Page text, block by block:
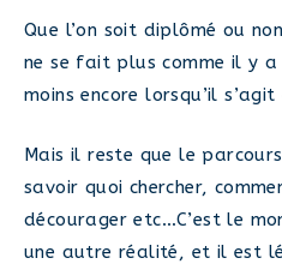
Que l’on soit diplômé ou
ne se fait plus comme il y a
moins encore lorsqu’il s’agit
Mais il reste que le
savoir quoi chercher,
décourager etc…C’est le
une autre réalité, et il est